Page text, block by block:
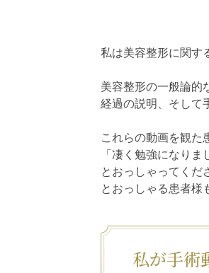
私は美容整形に関す
美容整形の一般論的
経過の説明、そして
これらの動画を観た
「凄く勉強になり
とおっしゃってくだ
とおっしゃる患者様
私が手術